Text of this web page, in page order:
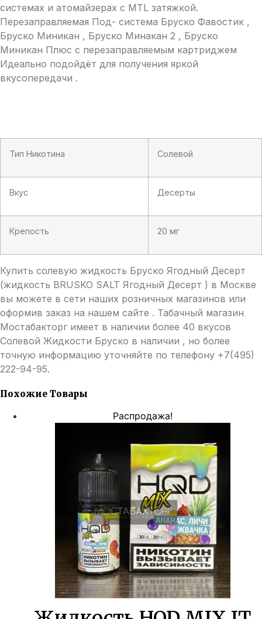
системах и атомайзерах с MTL затяжкой.
Перезаправляемая Под- система Бруско Фавостик ,
Бруско Миникан , Бруско Минакан 2 , Бруско
Миникан Плюс с перезаправляемым картриджем
Идеально подойдёт для получения яркой
вкусопередачи .
Тип Никотина Солевой
Вкус Десерты
Крепость 20 мг
Купить солевую жидкость Бруско Ягодный Десерт
(жидкость BRUSKO SALT Ягодный Десерт ) в Москве
вы можете в сети наших розничных магазинов или
оформив заказ на нашем сайте . Табачный магазин
Мостабакторг имеет в наличии более 40 вкусов
Солевой Жидкости Бруско в наличии , но более
точную информацию уточняйте по телефону +7(495)
222-94-95.
Похожие Товары
Распродажа!